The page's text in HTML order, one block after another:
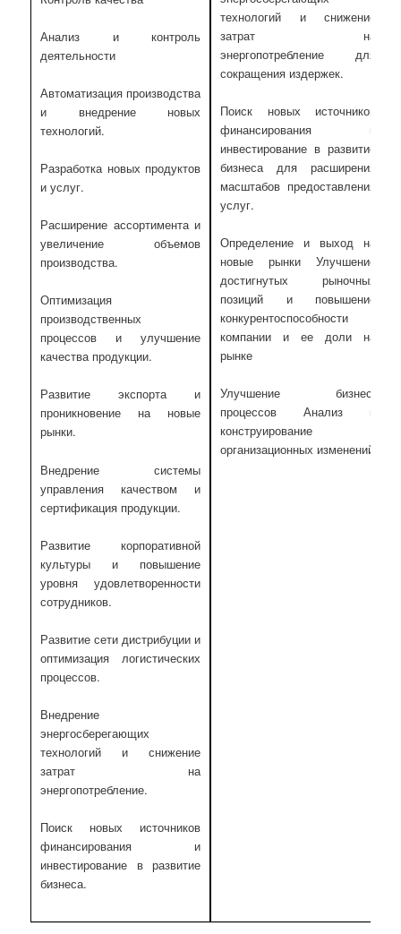
Анализ и контроль
деятельности
Автоматизация производства
и внедрение новых
технологий.
Разработка новых продуктов
и услуг.
Расширение ассортимента и
увеличение объемов
производства.
Оптимизация
производственных
процессов и улучшение
качества продукции.
Развитие экспорта и
проникновение на новые
рынки.
Внедрение системы
управления качеством и
сертификация продукции.
Развитие корпоративной
культуры и повышение
уровня удовлетворенности
сотрудников.
Развитие сети дистрибуции и
оптимизация логистических
процессов.
Внедрение
энергосберегающих
технологий и снижение
затрат на
энергопотребление.
Поиск новых источников
финансирования и
инвестирование в развитие
бизнеса.
технологий и снижение
затрат на
энергопотребление для
сокращения издержек.
Поиск новых источников
финансирования и
инвестирование в развитие
бизнеса для расширения
масштабов предоставления
услуг.
Определение и выход на
новые рынки Улучшение
достигнутых рыночных
позиций и повышение
конкурентоспособности
компании и ее доли на
рынке
Улучшение бизнес-
процессов Анализ и
конструирование
организационных изменений